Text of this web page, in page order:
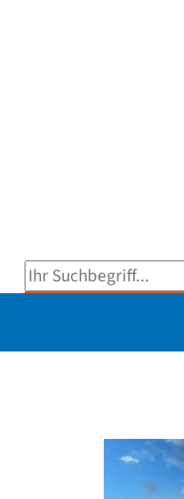
Suchbegriff eingeben